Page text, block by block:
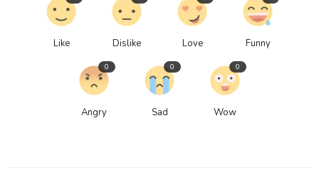
Like Dislike Love Funny
Angry
0
Sad
0
Wow
0